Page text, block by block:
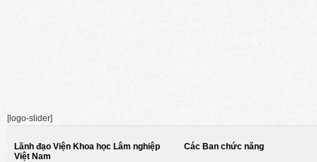
[logo-slider]
Lãnh đạo Viện Khoa học Lâm nghiệp
Việt Nam
Các Ban chức năng